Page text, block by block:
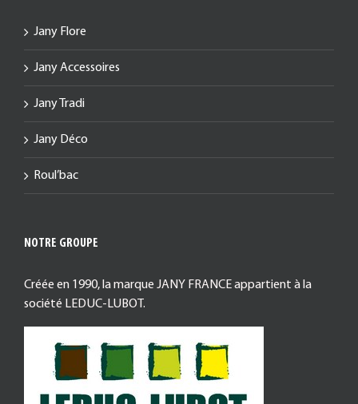
Jany Flore
Jany Accessoires
Jany Tradi
Jany Déco
Roul’bac
NOTRE GROUPE
Créée en 1990, la marque JANY FRANCE appartient à la
société LEDUC-LUBOT.